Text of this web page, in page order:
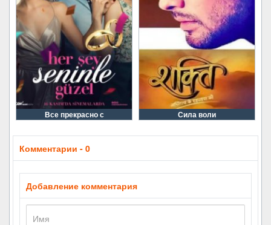
Все прекрасно с Сила воли
Комментарии - 0
Добавление комментария